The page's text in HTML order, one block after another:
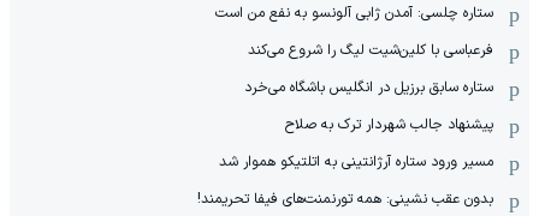
ستاره چلسی: آمدن ژابی آلونسو به نفع من است
فرعباسی با کلین‌شیت لیگ را شروع می‌کند
ستاره سابق برزیل در انگلیس باشگاه می‌خرد
پیشنهاد جالب شهردار ترک به صلاح
مسیر ورود ستاره آرژانتینی به اتلتیکو هموار شد
بدون عقب نشینی: همه تورنمنت‌های فیفا تحریمند!